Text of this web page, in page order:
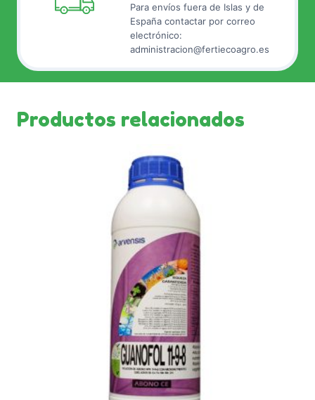
Para envíos fuera de Islas y de
España contactar por correo
electrónico:
administracion@fertiecoagro.es
Productos relacionados